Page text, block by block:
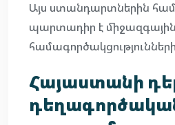
Այս ստանդարտներին
պարտադիր է միջազգային
Հայաստանի